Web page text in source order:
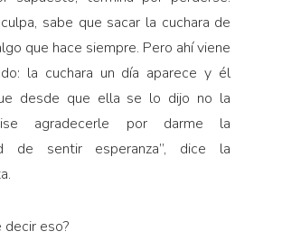
sabe que sacar la cuchara de
que hace siempre. Pero ahí viene
la cuchara un día aparece y él
desde que ella se lo dijo no la
agradecerle por darme la
de sentir esperanza”, dice la
decir eso?